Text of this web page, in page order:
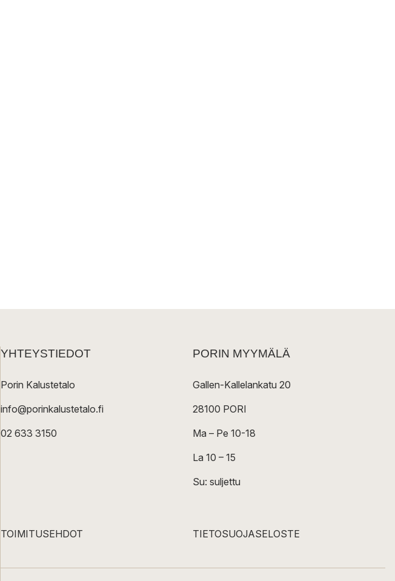
YHTEYSTIEDOT
Porin Kalustetalo
info@porinkalustetalo.fi
02 633 3150
PORIN MYYMÄLÄ
Gallen-Kallelankatu 20
28100 PORI
Ma – Pe 10-18
La 10 – 15
Su: suljettu
TOIMITUSEHDOT TIETOSUOJASELOSTE